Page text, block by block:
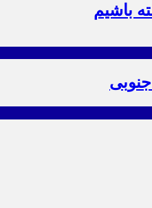
باشیم